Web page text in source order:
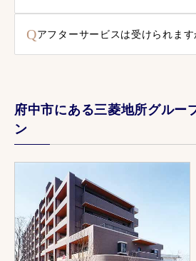
Qアフターサービスは受けられます
府中市にある三菱地所グルー
ン